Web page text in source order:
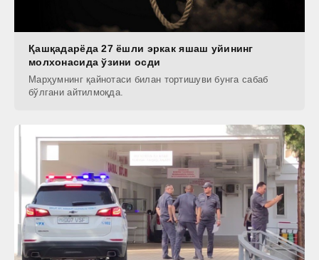
Қашқадарёда 27 ёшли эркак яшаш уйининг
молхонасида ўзини осди
Марҳумнинг қайнотаси билан тортишуви бунга сабаб
бўлгани айтилмоқда.